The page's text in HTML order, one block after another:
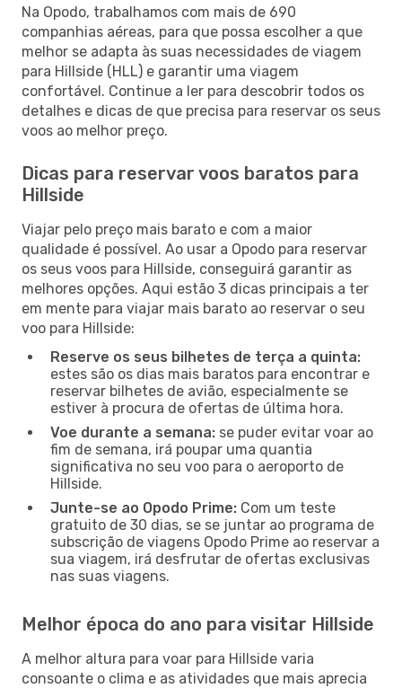
Na Opodo, trabalhamos com mais de 690
companhias aéreas, para que possa escolher a que
melhor se adapta às suas necessidades de viagem
para Hillside (HLL) e garantir uma viagem
confortável. Continue a ler para descobrir todos os
detalhes e dicas de que precisa para reservar os seus
voos ao melhor preço.
Dicas para reservar voos baratos para
Hillside
Viajar pelo preço mais barato e com a maior
qualidade é possível. Ao usar a Opodo para reservar
os seus voos para Hillside, conseguirá garantir as
melhores opções. Aqui estão 3 dicas principais a ter
em mente para viajar mais barato ao reservar o seu
voo para Hillside:
Reserve os seus bilhetes de terça a quinta:
estes são os dias mais baratos para encontrar e
reservar bilhetes de avião, especialmente se
estiver à procura de ofertas de última hora.
Voe durante a semana: se puder evitar voar ao
fim de semana, irá poupar uma quantia
significativa no seu voo para o aeroporto de
Hillside.
Junte-se ao Opodo Prime: Com um teste
gratuito de 30 dias, se se juntar ao programa de
subscrição de viagens Opodo Prime ao reservar a
sua viagem, irá desfrutar de ofertas exclusivas
nas suas viagens.
Melhor época do ano para visitar Hillside
A melhor altura para voar para Hillside varia
consoante o clima e as atividades que mais aprecia